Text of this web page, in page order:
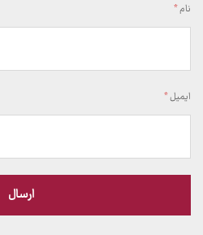
نام*
ایمیل*